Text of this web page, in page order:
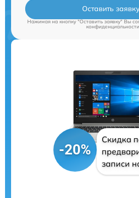
Оставить
Нажимая на кнопку "Оставить заявку" Вы
конфиденциальности
-20%
Скидка
записи